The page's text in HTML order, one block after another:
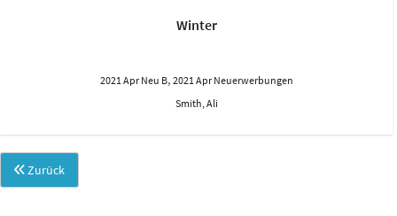
Winter
2021 Apr Neu B, 2021 Apr Neuerwerbungen
Smith, Ali
Zurück